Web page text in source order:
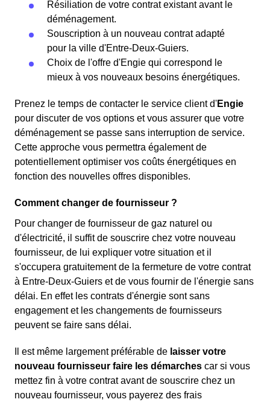
Résiliation de votre contrat existant avant le
déménagement.
Souscription à un nouveau contrat adapté
pour la ville d'Entre-Deux-Guiers.
Choix de l'offre d'Engie qui correspond le
mieux à vos nouveaux besoins énergétiques.
Prenez le temps de contacter le service client d'Engie
pour discuter de vos options et vous assurer que votre
déménagement se passe sans interruption de service.
Cette approche vous permettra également de
potentiellement optimiser vos coûts énergétiques en
fonction des nouvelles offres disponibles.
Comment changer de fournisseur ?
Pour changer de fournisseur de gaz naturel ou
d'électricité, il suffit de souscrire chez votre nouveau
fournisseur, de lui expliquer votre situation et il
s'occupera gratuitement de la fermeture de votre contrat
à Entre-Deux-Guiers et de vous fournir de l'énergie sans
délai. En effet les contrats d'énergie sont sans
engagement et les changements de fournisseurs
peuvent se faire sans délai.
Il est même largement préférable de laisser votre
nouveau fournisseur faire les démarches car si vous
mettez fin à votre contrat avant de souscrire chez un
nouveau fournisseur, vous payerez des frais